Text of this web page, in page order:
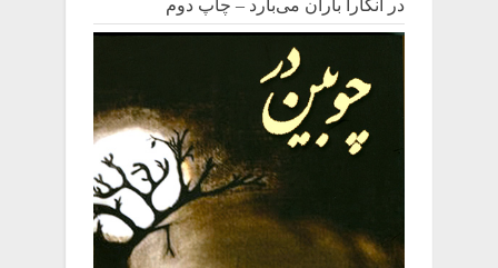
در آنکارا باران می‌بارد – چاپ دوم